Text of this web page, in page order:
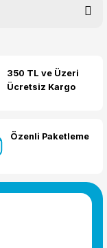
350 TL ve Üzeri
Ücretsiz Kargo
Özenli Paketleme